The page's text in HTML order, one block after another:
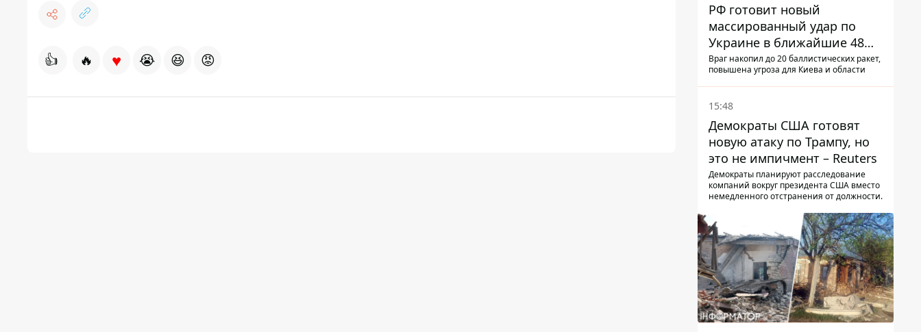
👍 🔥 ♥ 😭 😆 😡
РФ готовит новый
массированный удар по
Украине в ближайшие 48
часов – разведка США
Враг накопил до 20 баллистических ракет,
повышена угроза для Киева и области
15:48
Демократы США готовят
новую атаку по Трампу, но
это не импичмент – Reuters
Демократы планируют расследование
компаний вокруг президента США вместо
немедленного отстранения от должности.